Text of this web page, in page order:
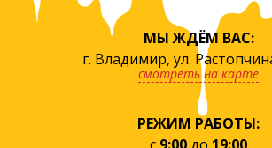
МЫ ЖДЁМ ВАС:
г. Владимир, ул.
смотреть на карте
РЕЖИМ РАБОТЫ: